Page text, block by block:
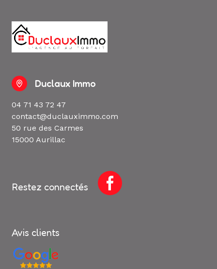
Duclaux Immo
04 71 43 72 47
contact@duclauximmo.com
50 rue des Carmes
15000 Aurillac
Restez connectés
Avis clients